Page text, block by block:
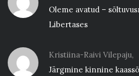
Oleme avatud –
Libertases
Kristiina-Raivi Vilepaju,
Järgmine kinnine